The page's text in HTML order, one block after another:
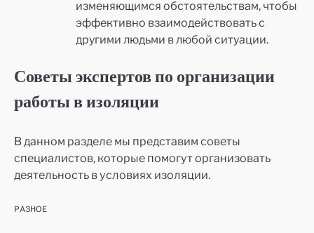
изменяющимся обстоятельствам, чтобы
эффективно взаимодействовать с
другими людьми в любой ситуации.
Советы экспертов по организации
работы в изоляции
В данном разделе мы представим советы
специалистов, которые помогут организовать
деятельность в условиях изоляции.
РАЗНОЕ